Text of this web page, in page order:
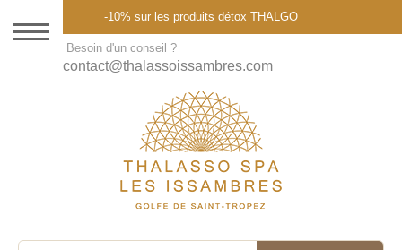
DESTINATION
THALASSO SPA
CURES ET FORFAITS
SOINS À LA CARTE
ABONNEMENTS
-10% sur les produits détox THALGO
Besoin d'un conseil ?
contact@thalassoissambres.com